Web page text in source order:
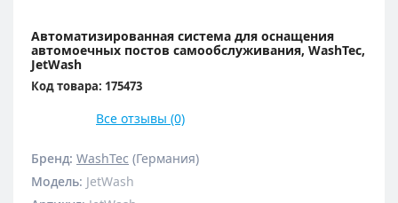
Автоматизированная система для оснащения
автомоечных постов самообслуживания, WashTec,
JetWash
Код товара: 175473
Все отзывы (0)
Бренд: WashTec (Германия)
Модель: JetWash